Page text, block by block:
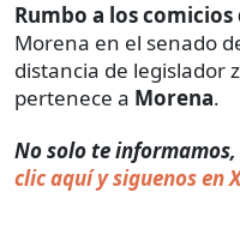
Rumbo a los comicios
Morena en el senado
distancia de legislador
pertenece a Morena.
No solo te
clic aquí y siguenos en